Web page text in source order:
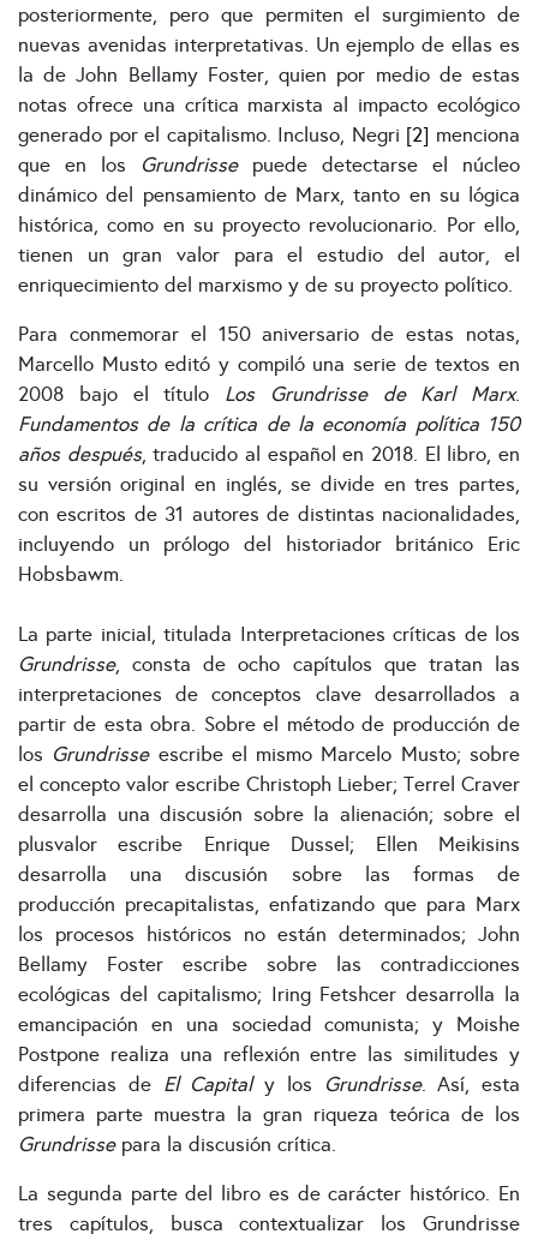
posteriormente, pero que permiten el surgimiento de
nuevas avenidas interpretativas. Un ejemplo de ellas es
la de John Bellamy Foster, quien por medio de estas
notas ofrece una crítica marxista al impacto ecológico
generado por el capitalismo. Incluso, Negri [2] menciona
que en los Grundrissepuede detectarse el núcleo
dinámico del pensamiento de Marx, tanto en su lógica
histórica, como en su proyecto revolucionario. Por ello,
tienen un gran valor para el estudio del autor, el
enriquecimiento del marxismo y de su proyecto político.
Para conmemorar el 150 aniversario de estas notas,
Marcello Musto editó y compiló una serie de textos en
2008 bajo el título Los Grundrisse de Karl Marx.
Fundamentos de la crítica de la economía política 150
años después, traducido al español en 2018. El libro, en
su versión original en inglés, se divide en tres partes,
con escritos de 31 autores de distintas nacionalidades,
incluyendo un prólogo del historiador británico Eric
Hobsbawm.
La parte inicial, titulada Interpretaciones críticas de los
Grundrisse, consta de ocho capítulos que tratan las
interpretaciones de conceptos clave desarrollados a
partir de esta obra. Sobre el método de producción de
los Grundrisseescribe el mismo Marcelo Musto; sobre
el concepto valor escribe Christoph Lieber; Terrel Craver
desarrolla una discusión sobre la alienación; sobre el
plusvalor escribe Enrique Dussel; Ellen Meikisins
desarrolla una discusión sobre las formas de
producción precapitalistas, enfatizando que para Marx
los procesos históricos no están determinados; John
Bellamy Foster escribe sobre las contradicciones
ecológicas del capitalismo; Iring Fetshcer desarrolla la
emancipación en una sociedad comunista; y Moishe
Postpone realiza una reflexión entre las similitudes y
diferencias de El Capitaly los Grundrisse. Así, esta
primera parte muestra la gran riqueza teórica de los
Grundrissepara la discusión crítica.
La segunda parte del libro es de carácter histórico. En
tres capítulos, busca contextualizar los Grundrisse